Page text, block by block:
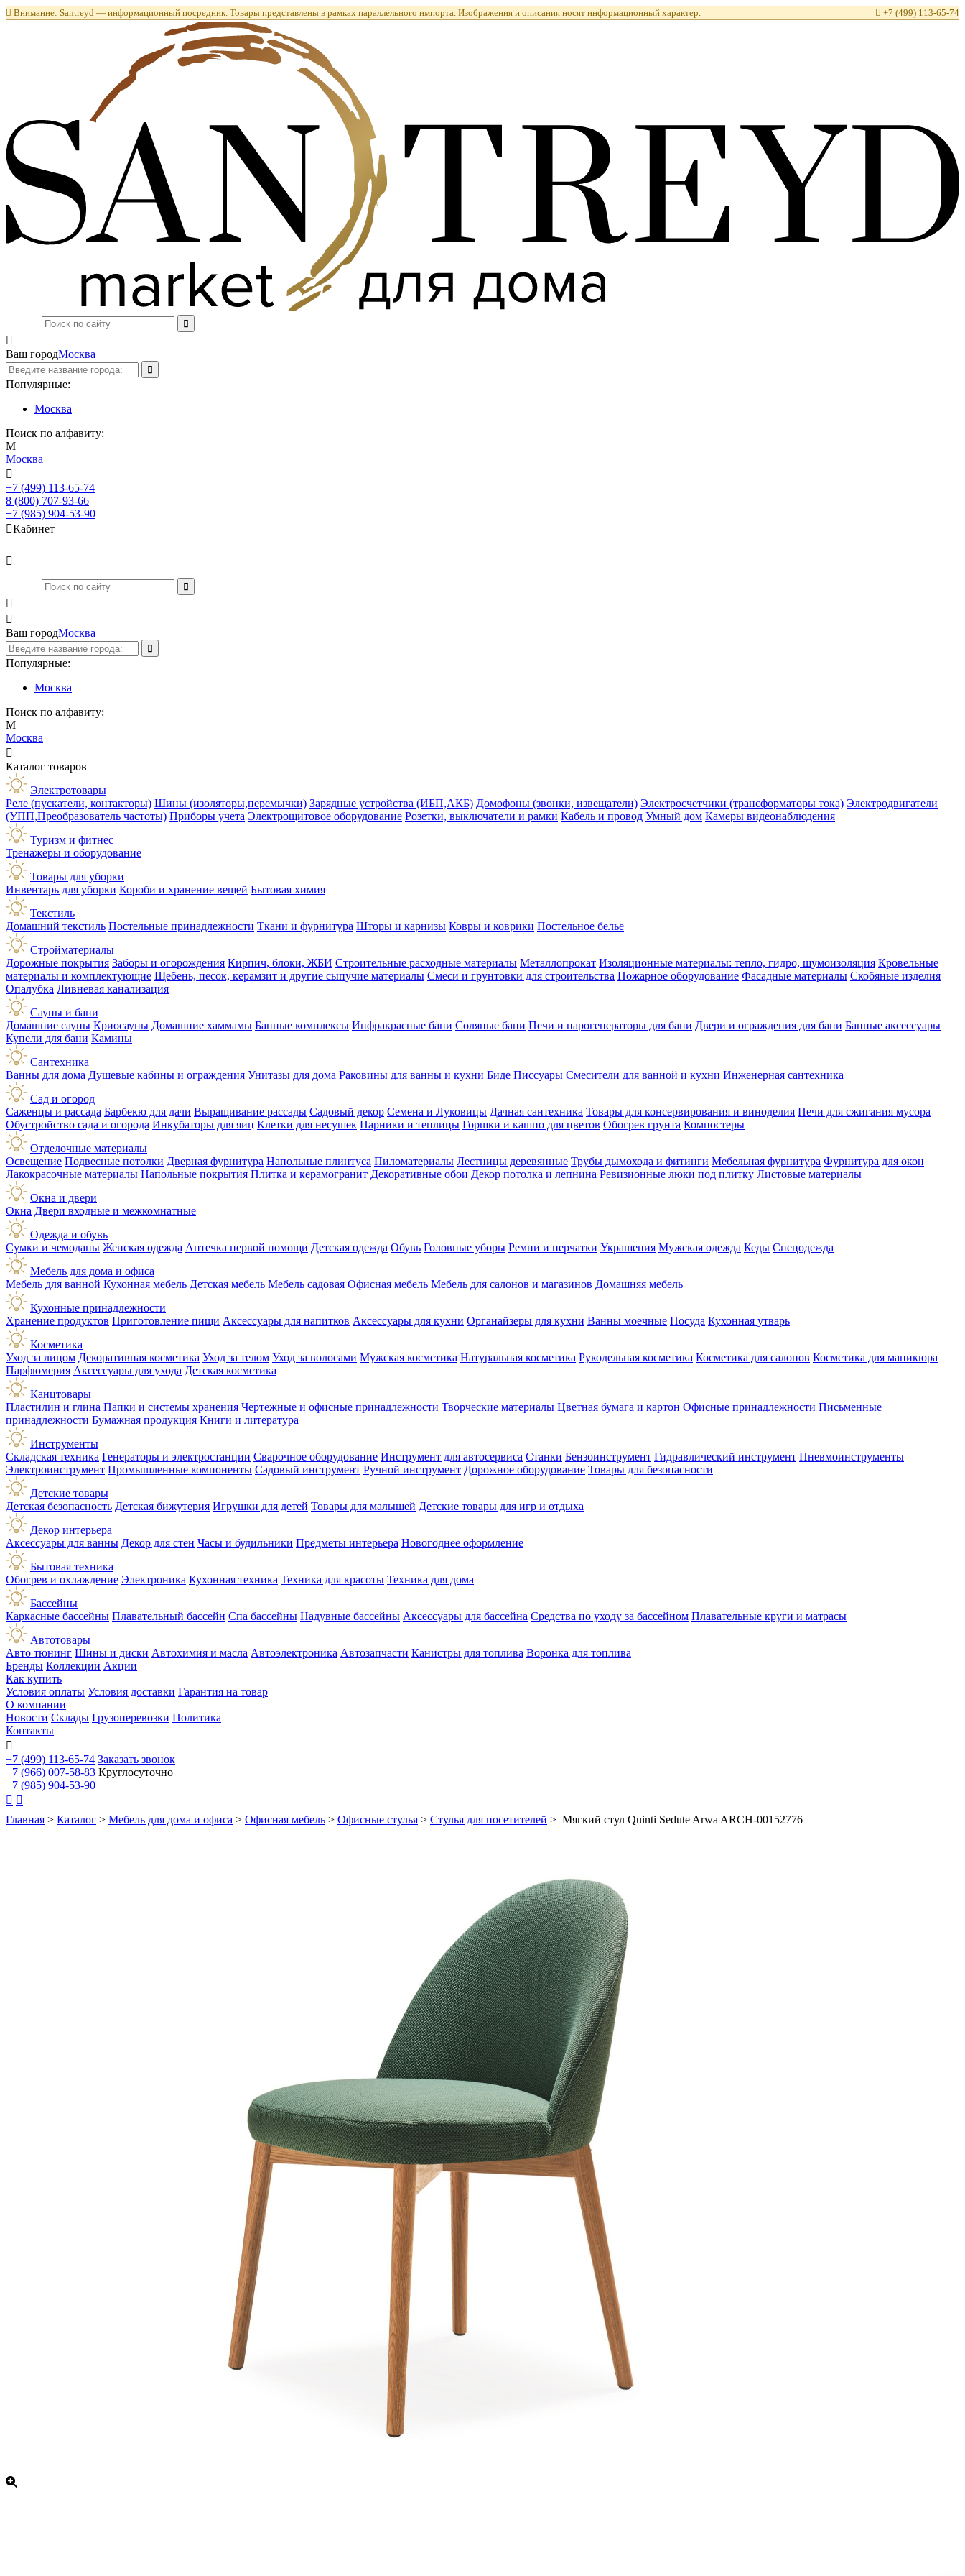
 Внимание: Santreyd — информационный посредник. Товары представлены в рамках параллельного импорта. Изображения и описания носят информационный характер.  +7 (499) 113-65-74

Ваш городМосква
Популярные:
Москва
Поиск по алфавиту:
М
Москва

+7 (499) 113-65-74
8 (800) 707-93-66
+7 (985) 904-53-90
Кабинет



Ваш городМосква
Популярные:
Москва
Поиск по алфавиту:
М
Москва

Каталог товаров
Электротовары
Реле (пускатели, контакторы) Шины (изоляторы,перемычки) Зарядные устройства (ИБП,АКБ) Домофоны (звонки, извещатели) Электросчетчики (трансформаторы тока) Электродвигатели
(УПП,Преобразователь частоты) Приборы учета Электрощитовое оборудование Розетки, выключатели и рамки Кабель и провод Умный дом Камеры видеонаблюдения
Туризм и фитнес
Тренажеры и оборудование
Товары для уборки
Инвентарь для уборки Короби и хранение вещей Бытовая химия
Текстиль
Домашний текстиль Постельные принадлежности Ткани и фурнитура Шторы и карнизы Ковры и коврики Постельное белье
Стройматериалы
Дорожные покрытия Заборы и огорождения Кирпич, блоки, ЖБИ Строительные расходные материалы Металлопрокат Изоляционные материалы: тепло, гидро, шумоизоляция Кровельные
материалы и комплектующие Щебень, песок, керамзит и другие сыпучие материалы Смеси и грунтовки для строительства Пожарное оборудование Фасадные материалы Скобяные изделия
Опалубка Ливневая канализация
Сауны и бани
Домашние сауны Криосауны Домашние хаммамы Банные комплексы Инфракрасные бани Соляные бани Печи и парогенераторы для бани Двери и ограждения для бани Банные аксессуары
Купели для бани Камины
Сантехника
Ванны для дома Душевые кабины и ограждения Унитазы для дома Раковины для ванны и кухни Биде Писсуары Смесители для ванной и кухни Инженерная сантехника
Сад и огород
Саженцы и рассада Барбекю для дачи Выращивание рассады Садовый декор Семена и Луковицы Дачная сантехника Товары для консервирования и виноделия Печи для сжигания мусора
Обустройство сада и огорода Инкубаторы для яиц Клетки для несушек Парники и теплицы Горшки и кашпо для цветов Обогрев грунта Компостеры
Отделочные материалы
Освещение Подвесные потолки Дверная фурнитура Напольные плинтуса Пиломатериалы Лестницы деревянные Трубы дымохода и фитинги Мебельная фурнитура Фурнитура для окон
Лакокрасочные материалы Напольные покрытия Плитка и керамогранит Декоративные обои Декор потолка и лепнина Ревизионные люки под плитку Листовые материалы
Окна и двери
Окна Двери входные и межкомнатные
Одежда и обувь
Сумки и чемоданы Женская одежда Аптечка первой помощи Детская одежда Обувь Головные уборы Ремни и перчатки Украшения Мужская одежда Кеды Спецодежда
Мебель для дома и офиса
Мебель для ванной Кухонная мебель Детская мебель Мебель садовая Офисная мебель Мебель для салонов и магазинов Домашняя мебель
Кухонные принадлежности
Хранение продуктов Приготовление пищи Аксессуары для напитков Аксессуары для кухни Органайзеры для кухни Ванны моечные Посуда Кухонная утварь
Косметика
Уход за лицом Декоративная косметика Уход за телом Уход за волосами Мужская косметика Натуральная косметика Рукодельная косметика Косметика для салонов Косметика для маникюра
Парфюмерия Аксессуары для ухода Детская косметика
Канцтовары
Пластилин и глина Папки и системы хранения Чертежные и офисные принадлежности Творческие материалы Цветная бумага и картон Офисные принадлежности Письменные
принадлежности Бумажная продукция Книги и литература
Инструменты
Складская техника Генераторы и электростанции Сварочное оборудование Инструмент для автосервиса Станки Бензоинструмент Гидравлический инструмент Пневмоинструменты
Электроинструмент Промышленные компоненты Садовый инструмент Ручной инструмент Дорожное оборудование Товары для безопасности
Детские товары
Детская безопасность Детская бижутерия Игрушки для детей Товары для малышей Детские товары для игр и отдыха
Декор интерьера
Аксессуары для ванны Декор для стен Часы и будильники Предметы интерьера Новогоднее оформление
Бытовая техника
Обогрев и охлаждение Электроника Кухонная техника Техника для красоты Техника для дома
Бассейны
Каркасные бассейны Плавательный бассейн Спа бассейны Надувные бассейны Аксессуары для бассейна Средства по уходу за бассейном Плавательные круги и матрасы
Автотовары
Авто тюнинг Шины и диски Автохимия и масла Автоэлектроника Автозапчасти Канистры для топлива Воронка для топлива
Бренды Коллекции Акции
Как купить
Условия оплаты Условия доставки Гарантия на товар
О компании
Новости Склады Грузоперевозки Политика
Контакты

+7 (499) 113-65-74 Заказать звонок
+7 (966) 007-58-83 Круглосуточно
+7 (985) 904-53-90
 
Главная > Каталог > Мебель для дома и офиса > Офисная мебель > Офисные стулья > Стулья для посетителей > Мягкий стул Quinti Sedute Arwa ARCH-00152776